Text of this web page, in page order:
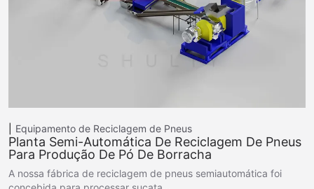
Equipamento de Reciclagem de Pneus
Planta Semi-Automática De Reciclagem De Pneus
Para Produção De Pó De Borracha
A nossa fábrica de reciclagem de pneus semiautomática foi